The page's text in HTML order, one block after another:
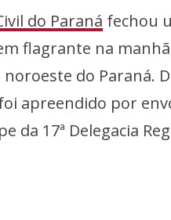
do Paraná fechou
flagrante na
noroeste do Paraná.
apreendido por
da 17ª Delegacia